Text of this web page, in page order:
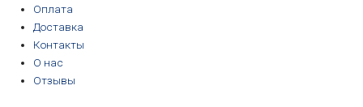
Перейти
содержимому
Оплата
Доставка
Контакты
О нас
Отзывы
Количество
товара
Бокал
коньяка
Первоначальная
цена
составляла
Первоначальная
цена
составляла
Первоначальная
цена
составляла
Первоначальная
цена
составляла